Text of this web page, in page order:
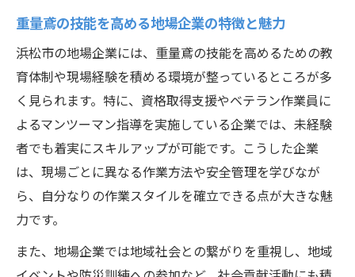
性
ア構築
重量鳶の働き方改革と新たな成長スタイル
ライフステージ別に考える重量鳶の選択肢
とは
重量鳶が目指すワークライフバランスの実
現法
重量鳶の技能を高める地場企業の特徴と魅力
浜松市の地場企業には、重量鳶の技能を高めるための教
育体制や現場経験を積める環境が整っているところが多
く見られます。特に、資格取得支援やベテラン作業員に
よるマンツーマン指導を実施している企業では、未経験
者でも着実にスキルアップが可能です。こうした企業
は、現場ごとに異なる作業方法や安全管理を学びなが
ら、自分なりの作業スタイルを確立できる点が大きな魅
力です。
また、地場企業では地域社会との繋がりを重視し、地域